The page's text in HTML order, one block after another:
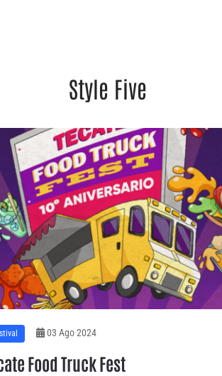
Style Five
03 Ago 2024
Food Truck Fest